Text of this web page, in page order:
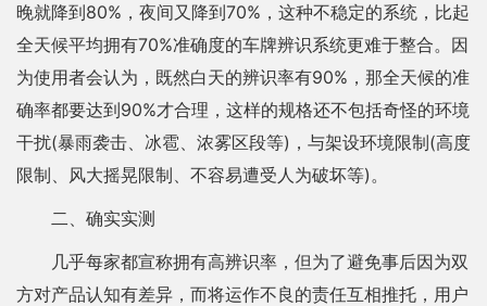
晚就降到80%，夜间又降到70%，这种不稳定的系统，比起
全天候平均拥有70%准确度的车牌辨识系统更难于整合。因
为使用者会认为，既然白天的辨识率有90%，那全天候的准
确率都要达到90%才合理，这样的规格还不包括奇怪的环境
干扰(暴雨袭击、冰雹、浓雾区段等)，与架设环境限制(高度
限制、风大摇晃限制、不容易遭受人为破坏等)。
二、确实实测
几乎每家都宣称拥有高辨识率，但为了避免事后因为双
方对产品认知有差异，而将运作不良的责任互相推托，用户